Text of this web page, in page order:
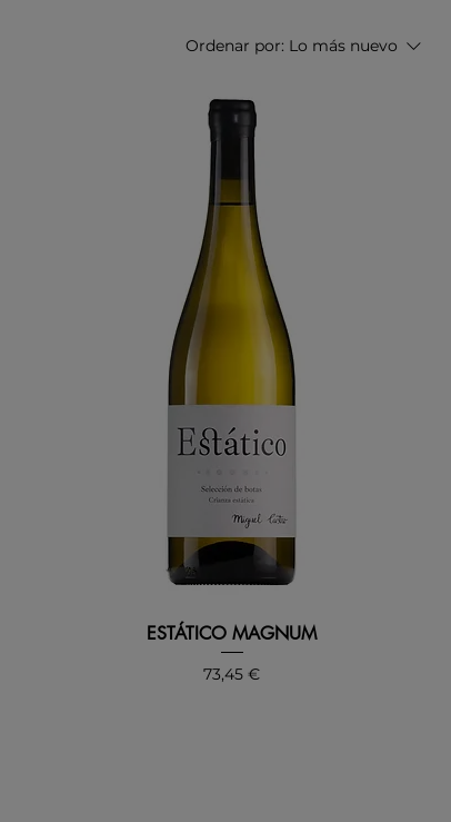
Ordenar por: Lo más nuevo
ESTÁTICO MAGNUM
Precio
73,45 €